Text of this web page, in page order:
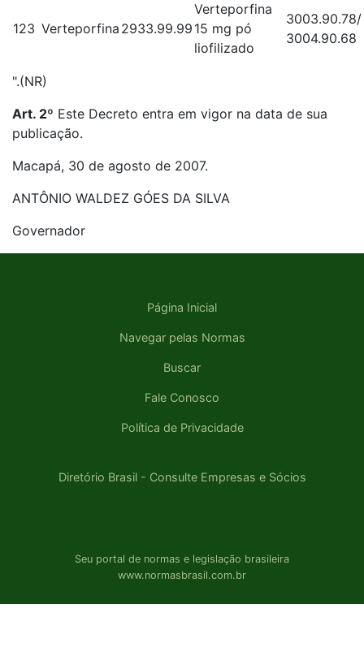
123 Verteporfina 2933.99.99
Verteporfina
15 mg pó
liofilizado
3003.90.78/
3004.90.68
".(NR)
Art. 2º Este Decreto entra em vigor na data de sua
publicação.
Macapá, 30 de agosto de 2007.
ANTÔNIO WALDEZ GÓES DA SILVA
Governador
Página Inicial
Navegar pelas Normas
Buscar
Fale Conosco
Política de Privacidade
Diretório Brasil - Consulte Empresas e Sócios
Seu portal de normas e legislação brasileira
www.normasbrasil.com.br